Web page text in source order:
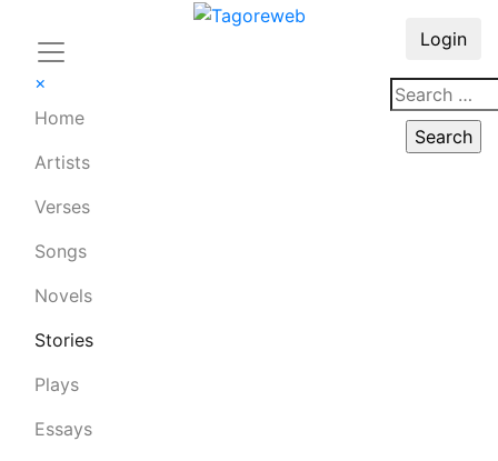
×
Home
Artists
Verses
Songs
Novels
Stories
Plays
Essays
Login